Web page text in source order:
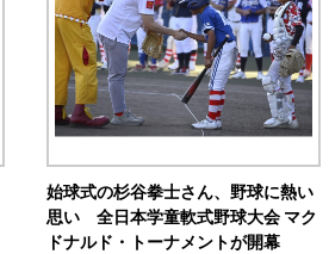
始球式の杉谷拳士さん、野球に熱い
思い 全日本学童軟式野球大会 マク
ドナルド・トーナメントが開幕